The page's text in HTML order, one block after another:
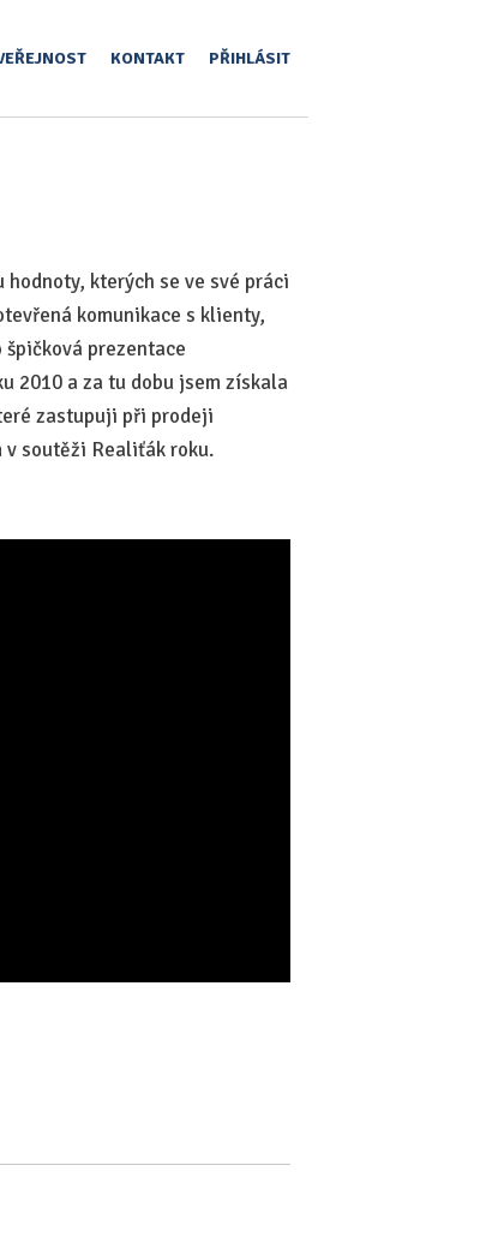
KONTAKT PŘIHLÁSIT
kterých se ve své práci
komunikace s klienty,
prezentace
2010 a za tu dobu jsem získala
zastupuji při prodeji
v soutěži Realiťák roku.